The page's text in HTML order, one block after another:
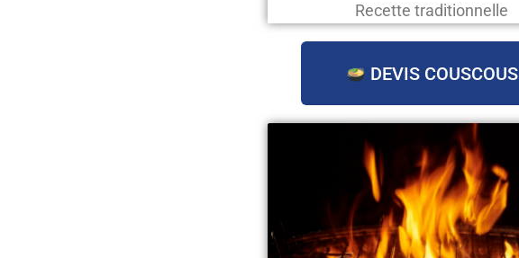
Recette traditionnelle
DEVIS COUSCOUS